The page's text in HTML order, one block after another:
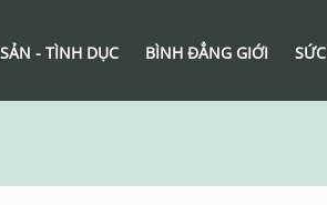
- TÌNH DỤC BÌNH ĐẲNG GIỚI